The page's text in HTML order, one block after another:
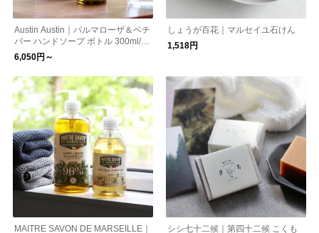
Austin Austin｜パルマローザ＆ベチ
バー ハンドソープ ボトル 300ml/詰
替え用パウチ 600ml
6,050円～
しょうが百花｜マルセイユ石けん
1,518円
MAITRE SAVON DE MARSEILLE｜
シシ七十二候｜第四十二候 こくも